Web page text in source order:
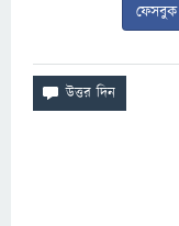
ফেসবুক